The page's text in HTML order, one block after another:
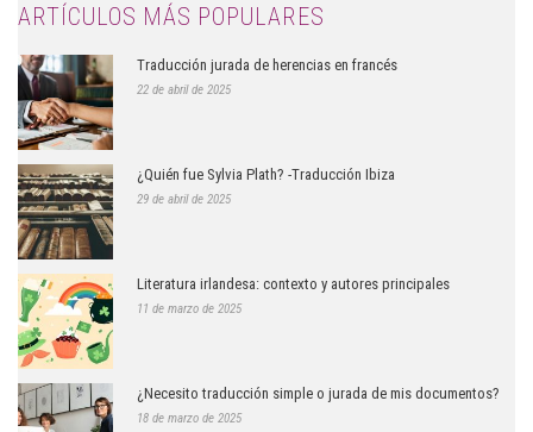
ARTÍCULOS MÁS POPULARES
Traducción jurada de herencias en francés
22 de abril de 2025
¿Quién fue Sylvia Plath? -Traducción Ibiza
29 de abril de 2025
Literatura irlandesa: contexto y autores principales
11 de marzo de 2025
¿Necesito traducción simple o jurada de mis documentos?
18 de marzo de 2025